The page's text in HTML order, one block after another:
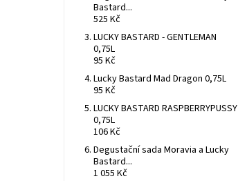
Bastard...
525 Kč
LUCKY BASTARD - GENTLEMAN
0,75L
95 Kč
Lucky Bastard Mad Dragon 0,75L
95 Kč
LUCKY BASTARD RASPBERRYPUSSY
0,75L
106 Kč
Degustační sada Moravia a Lucky
Bastard...
1 055 Kč